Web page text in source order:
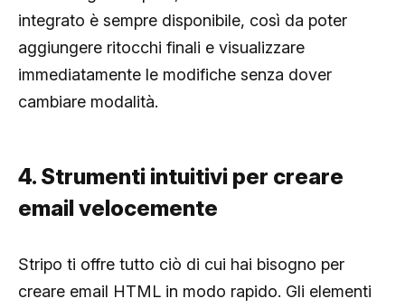
integrato è sempre disponibile, così da poter
aggiungere ritocchi finali e visualizzare
immediatamente le modifiche senza dover
cambiare modalità.
4. Strumenti intuitivi per creare
email velocemente
Stripo ti offre tutto ciò di cui hai bisogno per
creare email HTML in modo rapido. Gli elementi